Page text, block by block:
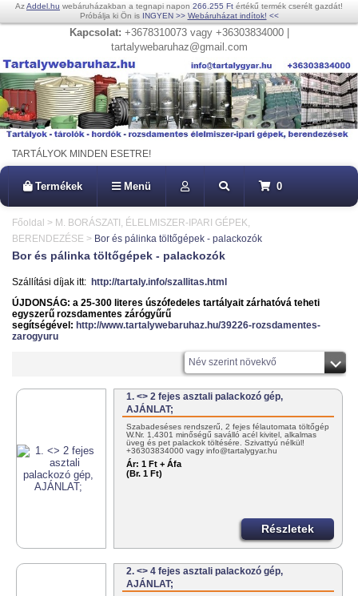
AzAddel.hu webáruházakban a tegnapi napon 266.255 Ft értékű termék cserélt gazdát!
Próbálja ki Ön is INGYEN >> Webáruházat indítok! <<
Kapcsolat: +3678310073 vagy +36303834000 |
tartalywebaruhaz@gmail.com
TARTÁLYOK MINDEN ESETRE!
Termékek Menü 0
Főoldal > M. BORÁSZATI, ÉLELMISZER-IPARI GÉPEK,
BERENDEZÉSE > Bor és pálinka töltőgépek - palackozók
Bor és pálinka töltőgépek - palackozók
Szállítási díjak itt: http://tartaly.info/szallitas.html
ÚJDONSÁG: a 25-300 literes úszófedeles tartályait zárhatóvá teheti
egyszerű rozsdamentes zárógyűrű
segítségével: http://www.tartalywebaruhaz.hu/39226-rozsdamentes-
zarogyuru
Név szerint növekvő
1. <> 2 fejes asztali palackozó gép,
AJÁNLAT;
Szabadeséses rendszerű, 2 fejes félautomata töltőgép
W.Nr. 1,4301 minőségű saválló acél kivitel, alkalmas
üveg és pet palackok töltésére. Szivattyú nélkül!
+36303834000 vagy info@tartalygyar.hu
Ár: 1 Ft + Áfa
(Br. 1 Ft)
Részletek
2. <> 4 fejes asztali palackozó gép,
AJÁNLAT;